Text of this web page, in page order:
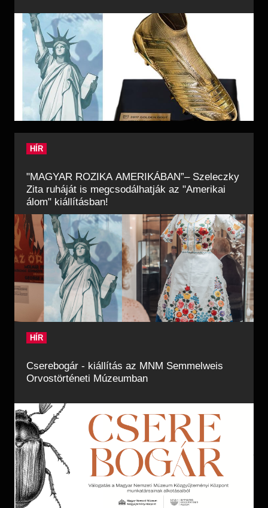
HÍR
"MAGYAR ROZIKA AMERIKÁBAN”– Szeleczky
Zita ruháját is megcsodálhatják az "Amerikai
álom" kiállításban!
HÍR
Cserebogár - kiállítás az MNM Semmelweis
Orvostörténeti Múzeumban